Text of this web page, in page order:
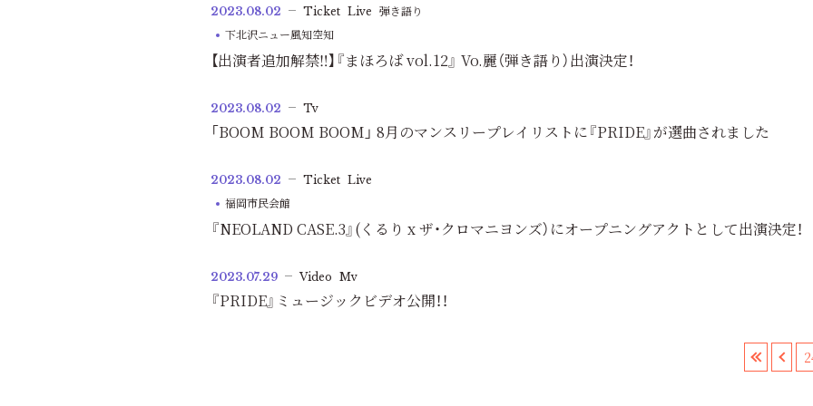
2023.08.02 Ticket Live 弾き語り
下北沢ニュー風知空知
【出演者追加解禁‼】『まほろば vol.12』 Vo.麗（弾き語り）出演決定！
2023.08.02 Tv
「BOOM BOOM BOOM」 8月のマンスリープレイリストに『PRIDE』が選曲されました
2023.08.02 Ticket Live
福岡市民会館
『NEOLAND CASE.3』(くるり x ザ・クロマニヨンズ）にオープニングアクトとして出演決定！
2023.07.29 Video Mv
『PRIDE』ミュージックビデオ公開！！
« ‹